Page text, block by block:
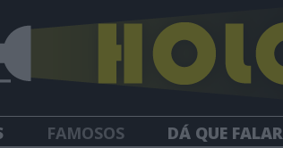
FAMOSOS DÁ QUE FALAR